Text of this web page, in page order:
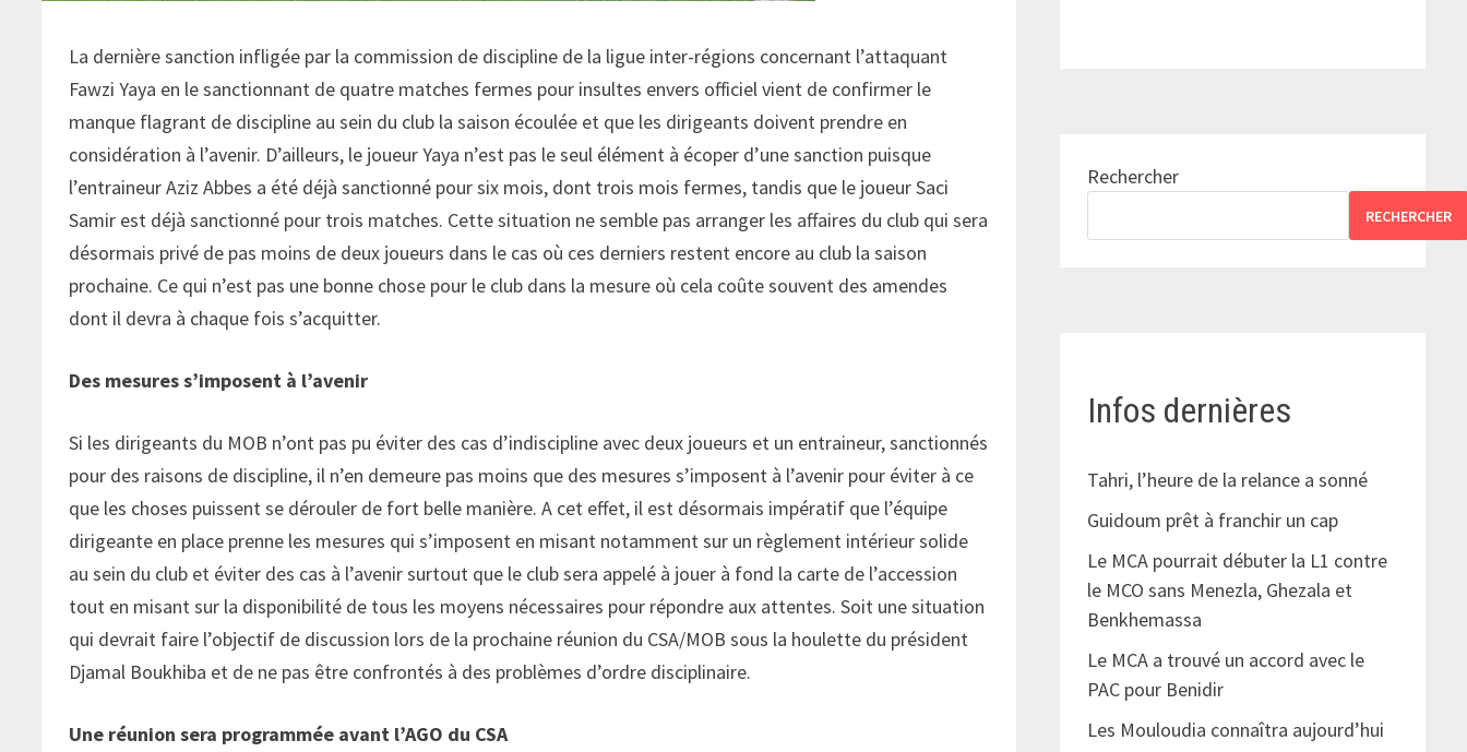
La dernière sanction infligée par la commission de discipline de la ligue inter-régions concernant l’attaquant
Fawzi Yaya en le sanctionnant de quatre matches fermes pour insultes envers officiel vient de confirmer le
manque flagrant de discipline au sein du club la saison écoulée et que les dirigeants doivent prendre en
considération à l’avenir. D’ailleurs, le joueur Yaya n’est pas le seul élément à écoper d’une sanction puisque
l’entraineur Aziz Abbes a été déjà sanctionné pour six mois, dont trois mois fermes, tandis que le joueur Saci
Samir est déjà sanctionné pour trois matches. Cette situation ne semble pas arranger les affaires du club qui sera
désormais privé de pas moins de deux joueurs dans le cas où ces derniers restent encore au club la saison
prochaine. Ce qui n’est pas une bonne chose pour le club dans la mesure où cela coûte souvent des amendes
dont il devra à chaque fois s’acquitter.
Des mesures s’imposent à l’avenir
Si les dirigeants du MOB n’ont pas pu éviter des cas d’indiscipline avec deux joueurs et un entraineur, sanctionnés
pour des raisons de discipline, il n’en demeure pas moins que des mesures s’imposent à l’avenir pour éviter à ce
que les choses puissent se dérouler de fort belle manière. A cet effet, il est désormais impératif que l’équipe
dirigeante en place prenne les mesures qui s’imposent en misant notamment sur un règlement intérieur solide
au sein du club et éviter des cas à l’avenir surtout que le club sera appelé à jouer à fond la carte de l’accession
tout en misant sur la disponibilité de tous les moyens nécessaires pour répondre aux attentes. Soit une situation
qui devrait faire l’objectif de discussion lors de la prochaine réunion du CSA/MOB sous la houlette du président
Djamal Boukhiba et de ne pas être confrontés à des problèmes d’ordre disciplinaire.
Une réunion sera programmée avant l’AGO du CSA
Rechercher
RECHERCHER
Infos dernières
Tahri, l’heure de la relance a sonné
Guidoum prêt à franchir un cap
Le MCA pourrait débuter la L1 contre
le MCO sans Menezla, Ghezala et
Benkhemassa
Le MCA a trouvé un accord avec le
PAC pour Benidir
Les Mouloudia connaîtra aujourd’hui